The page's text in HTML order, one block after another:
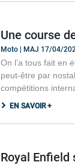
Une course
Moto | MAJ 17/04/
On l’a tous fait en
peut-être par
compétitions
EN SAVOIR +
Royal Enfield